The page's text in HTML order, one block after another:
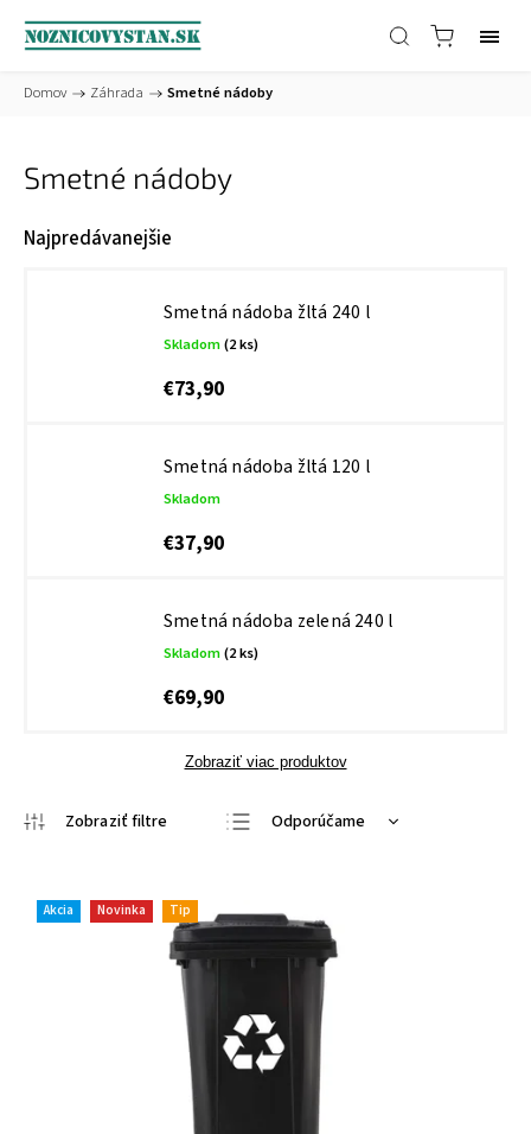
Domov / Záhrada / Smetné nádoby
Smetné nádoby
Najpredávanejšie
Smetná nádoba žltá 240 l
Skladom(2 ks)
€73,90
Smetná nádoba žltá 120 l
Skladom
€37,90
Smetná nádoba zelená 240 l
Skladom(2 ks)
€69,90
Zobraziť viac produktov
Odporúčame
Najpredávanejšie
Abecedne
Akcia Novinka Tip